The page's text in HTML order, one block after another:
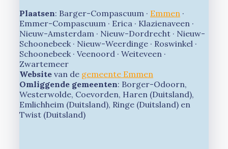
Plaatsen: Barger-Compascuum · Emmen ·
Emmer-Compascuum · Erica · Klazienaveen ·
Nieuw-Amsterdam · Nieuw-Dordrecht · Nieuw-
Schoonebeek · Nieuw-Weerdinge · Roswinkel ·
Schoonebeek · Veenoord · Weiteveen ·
Zwartemeer
Website van de gemeente Emmen
Omliggende gemeenten: Borger-Odoorn,
Westerwolde, Coevorden, Haren (Duitsland),
Emlichheim (Duitsland), Ringe (Duitsland) en
Twist (Duitsland)